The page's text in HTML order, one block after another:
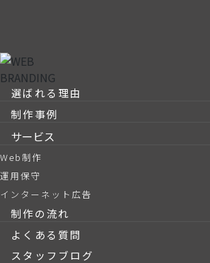
選ばれる理由
制作事例
サービス
Web制作
運用保守
インターネット広告
制作の流れ
よくある質問
スタッフブログ